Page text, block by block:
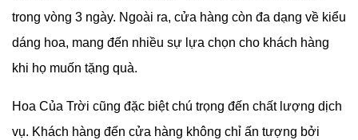
trong vòng 3 ngày. Ngoài ra, cửa hàng còn đa dạng về kiểu
dáng hoa, mang đến nhiều sự lựa chọn cho khách hàng
khi họ muốn tặng quà.
Hoa Của Trời cũng đặc biệt chú trọng đến chất lượng dịch
vụ. Khách hàng đến cửa hàng không chỉ ấn tượng bởi